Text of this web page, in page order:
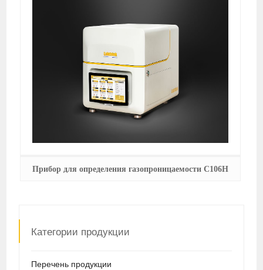
Прибор для определения газопроницаемости C106H
Категории продукции
Перечень продукции